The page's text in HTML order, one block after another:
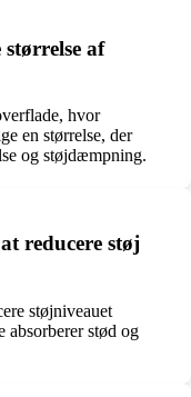
af
hvor
en størrelse, der
og støjdæmpning.
reducere støj
støjniveauet
absorberer stød og